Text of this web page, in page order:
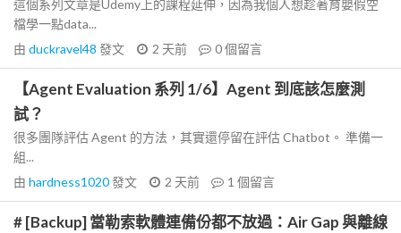
這個系列文章是Udemy上的課程延伸，因為我個人想趁著育嬰假空
檔學一點data...
由 duckravel48 發文 2 天前 0個留言
【Agent Evaluation 系列 1/6】Agent 到底該怎麼測
試？
很多團隊評估 Agent 的方法，其實還停留在評估 Chatbot。 準備一
組...
由 hardness1020發文 2 天前 1 個留言
# [Backup] 當勒索軟體連備份都不放過：Air Gap 與離線